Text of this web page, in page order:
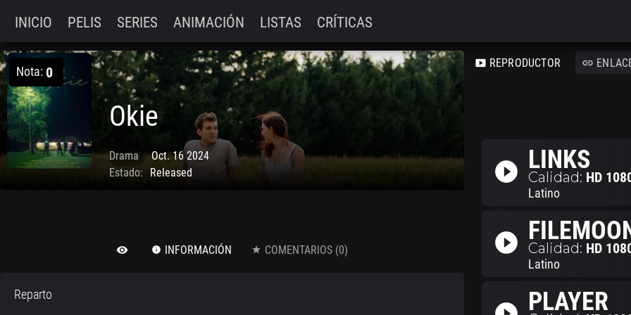
INICIO PELIS SERIES ANIMACIÓN LISTAS CRÍTICAS
Nota: 0
Okie
Drama
Oct. 16 2024
Estado:
Released
remove_red_eye info INFORMACIÓN star COMENTARIOS (0)
Reparto
smart_display REPRODUCTOR link
play_circle_filled LINKS
Calidad: HD
Latino
play_circle_filled Calidad: HD
Latino
PLAYER